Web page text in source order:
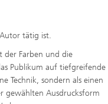
tätig ist.
der Farben und die
Publikum auf tiefgreifende
Technik, sondern als einen
gewählten Ausdrucksform